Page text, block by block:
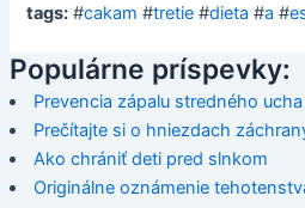
tags: #cakam #tretie #dieta #a #
Populárne príspevky:
Prevencia zápalu stredného ucha
Prečítajte si o hniezdach
Ako chrániť deti pred slnkom
Originálne oznámenie